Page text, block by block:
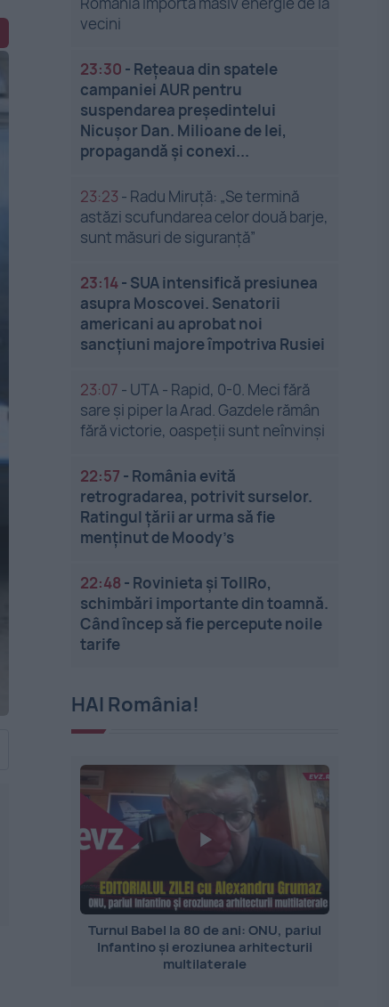
vecini
23:30 - Rețeaua din spatele
campaniei AUR pentru
suspendarea președintelui
Nicușor Dan. Milioane de lei,
propagandă și conexi...
23:23 - Radu Miruță: „Se termină
astăzi scufundarea celor două barje,
sunt măsuri de siguranţă”
23:14- SUA intensifică presiunea
asupra Moscovei. Senatorii
americani au aprobat noi
sancțiuni majore împotriva Rusiei
23:07 - UTA - Rapid, 0-0. Meci fără
sare și piper la Arad. Gazdele rămân
fără victorie, oaspeții sunt neînvinși
22:57 - România evită
retrogradarea, potrivit surselor.
Ratingul țării ar urma să fie
menținut de Moody’s
22:48 - Rovinieta și TollRo,
schimbări importante din toamnă.
Când încep să fie percepute noile
tarife
HAI România!
Turnul Babel la 80 de ani: ONU, pariul
Infantino și eroziunea arhitecturii
multilaterale